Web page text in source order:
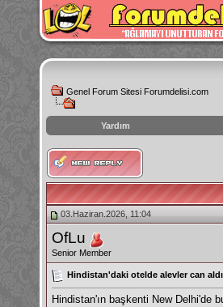
Genel Forum Sitesi Forumdelisi.com
Yardım
instagram
izlenme
hilesi
03.Haziran.2026, 11:04
OfLu
Senior Member
Hindistan'daki otelde alevler can
Hindistan'ın başkenti New Delhi'de